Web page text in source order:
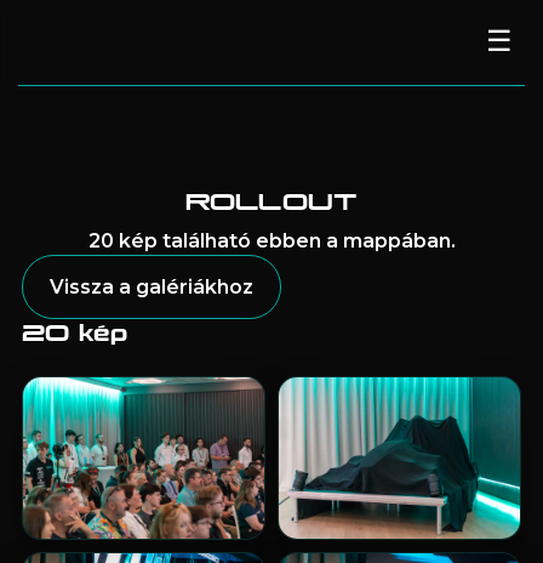
☰
Támogatóink
Autó
Hírek
Galéria
ROLLOUT
20 kép található ebben a mappában.
Vissza a galériákhoz
20kép